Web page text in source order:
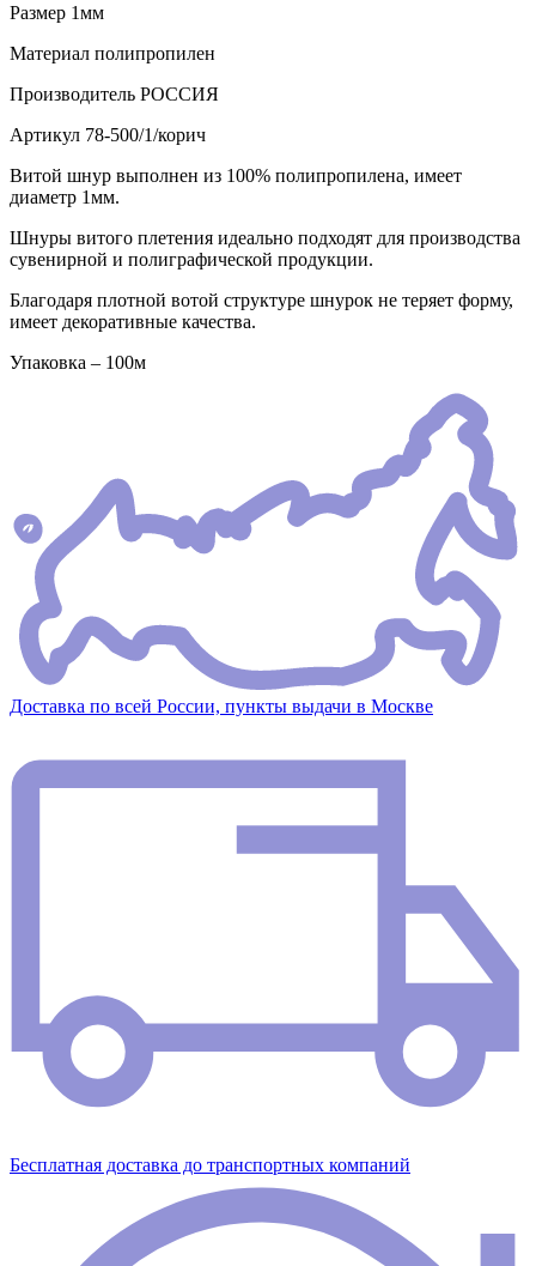
Размер 1мм
Материал полипропилен
Производитель РОССИЯ
Артикул 78-500/1/корич
Витой шнур выполнен из 100% полипропилена, имеет
диаметр 1мм.
Шнуры витого плетения идеально подходят для производства
сувенирной и полиграфической продукции.
Благодаря плотной вотой структуре шнурок не теряет форму,
имеет декоративные качества.
Упаковка – 100м
Доставка по всей России, пункты выдачи в Москве
Бесплатная доставка до транспортных компаний